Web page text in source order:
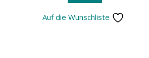
Auf die Wunschliste